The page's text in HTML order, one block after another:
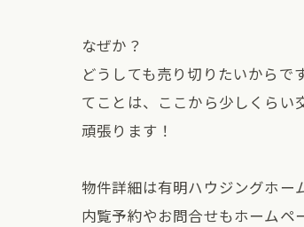
なぜか？
どうしても売り切りたいからで
てことは、ここから少しくらい
頑張ります！
物件詳細は有明ハウジングホー
内覧予約やお問合せもホームペ